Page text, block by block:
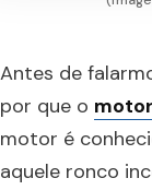
Antes de
por que o
motor é
aquele ronco